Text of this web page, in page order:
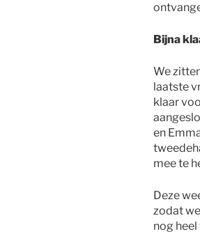
Bijna
We
laatste
klaar
en
mee te
Deze
zodat
nog